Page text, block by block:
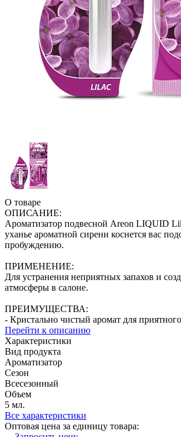
О товаре
ОПИСАНИЕ:
Ароматизатор подвесной Areon LIQUID
уханье ароматной сирени коснется вас
пробуждению.
ПРИМЕНЕНИЕ:
Для устранения неприятных запахов и
атмосферы в салоне.
ПРЕИМУЩЕСТВА:
- Кристально чистый аромат для
Перейти к описанию
Характеристики
Вид продукта
Ароматизатор
Сезон
Всесезонный
Объем
5 мл.
Все характеристики
Оптовая цена за единицу товара: